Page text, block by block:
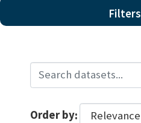
Filters
Order by